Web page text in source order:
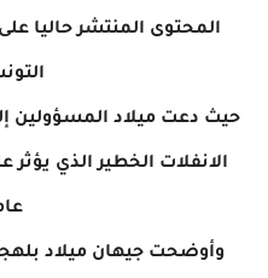
المحتوى المنتشر حاليا
حيث دعت ميلاد المسؤولين
الانفلات الخطير الذي
وأوضحت جيهان ميلاد